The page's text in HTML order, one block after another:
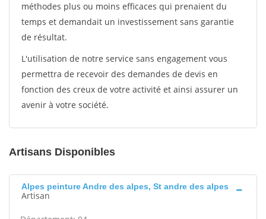
méthodes plus ou moins efficaces qui prenaient du
temps et demandait un investissement sans garantie
de résultat.
L'utilisation de notre service sans engagement vous
permettra de recevoir des demandes de devis en
fonction des creux de votre activité et ainsi assurer un
avenir à votre société.
Artisans Disponibles
Alpes peinture Andre des alpes, St andre des alpes
Artisan